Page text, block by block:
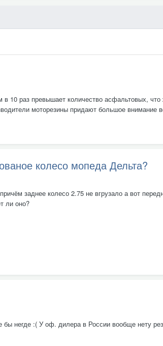
10 раз превышает количество асфальтовых,
моторезины придают большое внимание
колесо мопеда Дельта?
заднее колесо 2.75 не вгрузало а вот
ли оно?
негде :( У оф. дилера в России вообще нету